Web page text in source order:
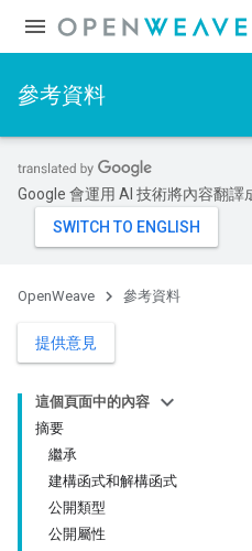
參考資料
Google 會運用 AI 技術將內容翻譯
OpenWeave 參考資料
提供意見
這個頁面中的內容
摘要
繼承
建構函式和解構函式
公開類型
公開屬性